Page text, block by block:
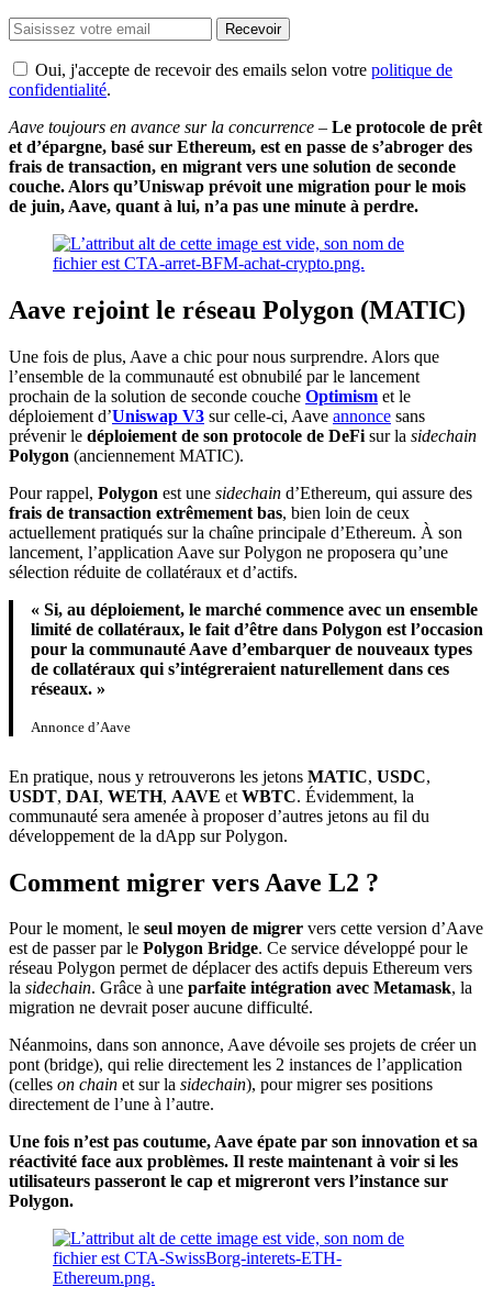
Recevoir
Oui, j'accepte de recevoir des emails selon votre politique de
confidentialité.
Aave toujours en avance sur la concurrence – Le protocole de prêt
et d’épargne, basé sur Ethereum, est en passe de s’abroger des
frais de transaction, en migrant vers une solution de seconde
couche. Alors qu’Uniswap prévoit une migration pour le mois
de juin, Aave, quant à lui, n’a pas une minute à perdre.
Aave rejoint le réseau Polygon (MATIC)
Une fois de plus, Aave a chic pour nous surprendre. Alors que
l’ensemble de la communauté est obnubilé par le lancement
prochain de la solution de seconde couche Optimism et le
déploiement d’Uniswap V3 sur celle-ci, Aave annonce sans
prévenir le déploiement de son protocole de DeFi sur la sidechain
Polygon (anciennement MATIC).
Pour rappel, Polygon est une sidechain d’Ethereum, qui assure des
frais de transaction extrêmement bas, bien loin de ceux
actuellement pratiqués sur la chaîne principale d’Ethereum. À son
lancement, l’application Aave sur Polygon ne proposera qu’une
sélection réduite de collatéraux et d’actifs.
« Si, au déploiement, le marché commence avec un ensemble
limité de collatéraux, le fait d’être dans Polygon est l’occasion
pour la communauté Aave d’embarquer de nouveaux types
de collatéraux qui s’intégreraient naturellement dans ces
réseaux. »
Annonce d’Aave
En pratique, nous y retrouverons les jetons MATIC, USDC,
USDT, DAI, WETH, AAVE et WBTC. Évidemment, la
communauté sera amenée à proposer d’autres jetons au fil du
développement de la dApp sur Polygon.
Comment migrer vers Aave L2 ?
Pour le moment, le seul moyen de migrer vers cette version d’Aave
est de passer par le Polygon Bridge. Ce service développé pour le
réseau Polygon permet de déplacer des actifs depuis Ethereum vers
la sidechain. Grâce à une parfaite intégration avec Metamask, la
migration ne devrait poser aucune difficulté.
Néanmoins, dans son annonce, Aave dévoile ses projets de créer un
pont (bridge), qui relie directement les 2 instances de l’application
(celles on chain et sur la sidechain), pour migrer ses positions
directement de l’une à l’autre.
Une fois n’est pas coutume, Aave épate par son innovation et sa
réactivité face aux problèmes. Il reste maintenant à voir si les
utilisateurs passeront le cap et migreront vers l’instance sur
Polygon.